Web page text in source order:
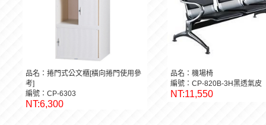
品名：捲門式公文櫃[橫向捲門使用參
考]
編號：CP-6303
NT:6,300
品名：機場椅
編號：CP-820B-3H黑透氣皮
NT:11,550